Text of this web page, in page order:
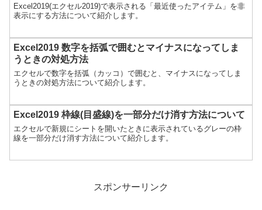
Excel2019(エクセル2019)で表示される「最近使ったアイテム」を非
表示にする方法について紹介します。
Excel2019 数字を括弧で囲むとマイナスになってしま
うときの対処方法
エクセルで数字を括弧（カッコ）で囲むと、マイナスになってしま
うときの対処方法について紹介します。
Excel2019 枠線(目盛線)を一部分だけ消す方法について
エクセルで新規にシートを開いたときに表示されているグレーの枠
線を一部分だけ消す方法について紹介します。
スポンサーリンク